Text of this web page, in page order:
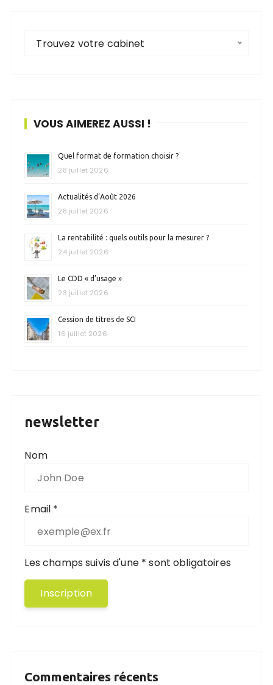
Trouvez votre cabinet
VOUS AIMEREZ AUSSI !
Quel format de formation choisir ?
28 juillet 2026
Actualités d’Août 2026
28 juillet 2026
La rentabilité : quels outils pour la mesurer ?
24 juillet 2026
Le CDD « d’usage »
23 juillet 2026
Cession de titres de SCI
16 juillet 2026
newsletter
Nom
Email *
Les champs suivis d'une * sont obligatoires
Commentaires récents